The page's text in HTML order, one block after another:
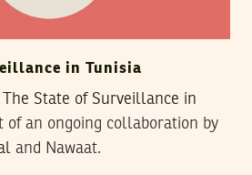
in Tunisia
The State of Surveillance in
of an ongoing collaboration by
and Nawaat.